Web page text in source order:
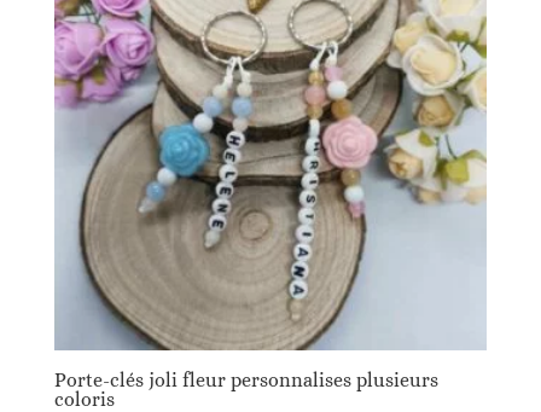
Porte-clés joli fleur personnalises plusieurs
coloris